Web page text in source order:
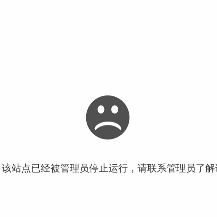
站点已经被管理员停止运行，请联系管理员了